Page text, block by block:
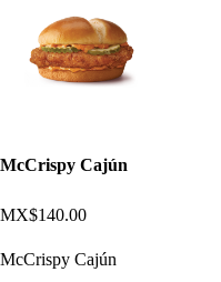
McCrispy Cajún
MX$140.00
McCrispy Cajún